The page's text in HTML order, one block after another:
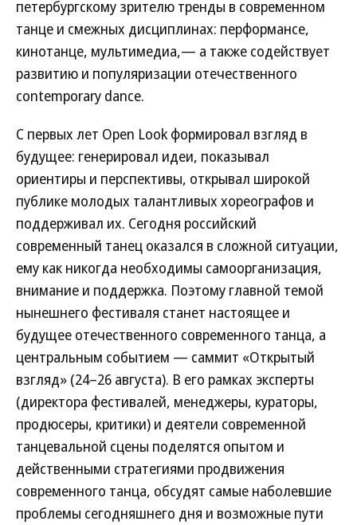
петербургскому зрителю тренды в современном
танце и смежных дисциплинах: перформансе,
кинотанце, мультимедиа,— а также содействует
развитию и популяризации отечественного
contemporary dance.
С первых лет Open Look формировал взгляд в
будущее: генерировал идеи, показывал
ориентиры и перспективы, открывал широкой
публике молодых талантливых хореографов и
поддерживал их. Сегодня российский
современный танец оказался в сложной ситуации,
ему как никогда необходимы самоорганизация,
внимание и поддержка. Поэтому главной темой
нынешнего фестиваля станет настоящее и
будущее отечественного современного танца, а
центральным событием — саммит «Открытый
взгляд» (24–26 августа). В его рамках эксперты
(директора фестивалей, менеджеры, кураторы,
продюсеры, критики) и деятели современной
танцевальной сцены поделятся опытом и
действенными стратегиями продвижения
современного танца, обсудят самые наболевшие
проблемы сегодняшнего дня и возможные пути